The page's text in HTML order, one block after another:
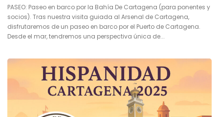
PASEO: Paseo en barco por la Bahía De Cartagena (para ponentes y
socios). Tras nuestra visita guiada al Arsenal de Cartagena,
disfrutaremos de un paseo en barco por el Puerto de Cartagena.
Desde el mar, tendremos una perspectiva única de...